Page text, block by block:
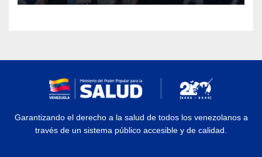
Garantizando el derecho a la salud de todos los venezolanos a
través de un sistema público accesible y de calidad.